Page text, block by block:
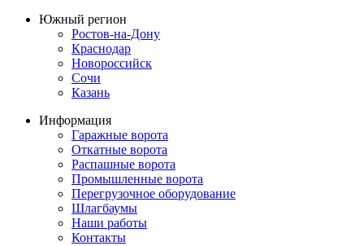
Южный регион
Ростов-на-Дону
Краснодар
Новороссийск
Сочи
Казань
Информация
Гаражные ворота
Откатные ворота
Распашные ворота
Промышленные ворота
Перегрузочное оборудование
Шлагбаумы
Наши работы
Контакты